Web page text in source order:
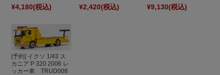
¥4,180(税込) ¥2,420(税込) ¥9,130(税込)
[予約] イクソ 1/43 ス
カニア P 320 2006 レ
ッカー車 TRUD008